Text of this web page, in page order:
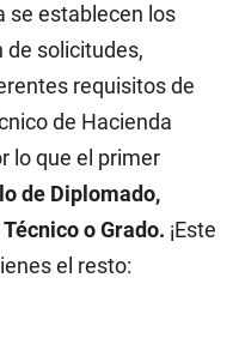
se establecen los
de solicitudes,
requisitos de
de Hacienda
lo que el primer
de Diplomado,
o Grado. ¡Este
el resto: